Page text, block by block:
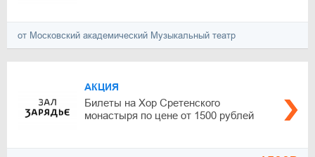
от Московский академический Музыкальный театр
АКЦИЯ
Билеты на Хор Сретенского
монастыря по цене от 1500 рублей